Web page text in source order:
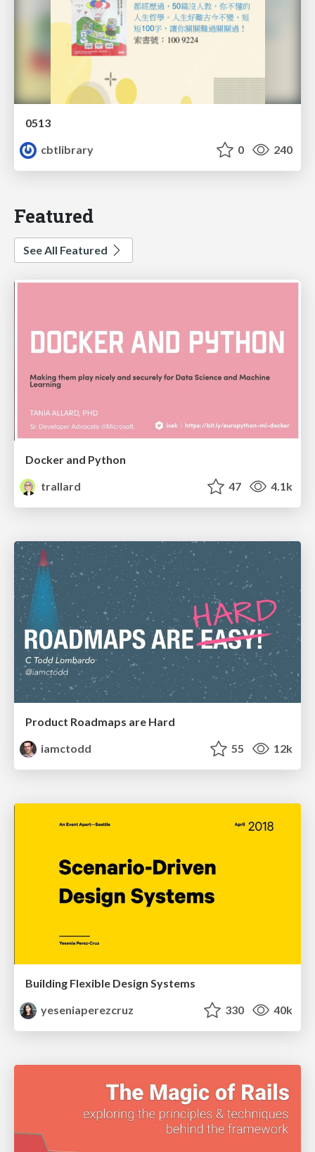
0513
cbtlibrary
0 240
Featured
See All Featured
Docker and Python
trallard
47 4.1k
Product Roadmaps are Hard
iamctodd
55 12k
Building Flexible Design Systems
yeseniaperezcruz
330 40k